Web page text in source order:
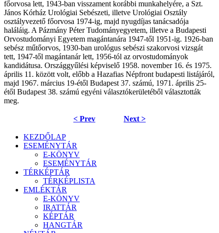
főorvosa lett, 1943-ban visszament korábbi munkahelyére, a Szt.
János Kórház Urológiai Sebészeti, illetve Urológiai Osztály
osztályvezető főorvosa 1974-ig, majd nyugdíjas tanácsadója
haláláig. A Pázmány Péter Tudományegyetem, illetve a Budapesti
Orvostudományi Egyetem magántanára 1947-től 1951-ig. 1926-ban
sebész műtőorvos, 1930-ban urológus sebészi szakorvosi vizsgát
tett, 1947-től magántanár lett, 1956-tól az orvostudományok
kandidátusa. Országgyűlési képviselő 1958. november 16. és 1975.
április 11. között volt, előbb a Hazafias Népfront budapesti listájáról,
majd 1967. március 19-étől Budapest 37. számú, 1971. április 25-
étől Budapest 38. számú egyéni választókerületéből választották
meg.
< Prev Next >
KEZDŐLAP
ESEMÉNYTÁR
E-KÖNYV
ESEMÉNYTÁR
TÉRKÉPTÁR
TÉRKÉPLISTA
EMLÉKTÁR
E-KÖNYV
IRATTÁR
KÉPTÁR
HANGTÁR